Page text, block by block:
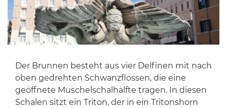
Der Brunnen besteht aus vier Delfinen mit nach
oben gedrehten Schwanzflossen, die eine
geöffnete Muschelschalhälfte tragen. In diesen
Schalen sitzt ein Triton, der in ein Tritonshorn